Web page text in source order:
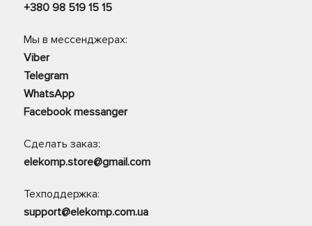
+380 98 519 15 15
Мы в мессенджерах:
Viber
Telegram
WhatsApp
Facebook messanger
Сделать заказ:
elekomp.store@gmail.com
Техподдержка:
support@elekomp.com.ua